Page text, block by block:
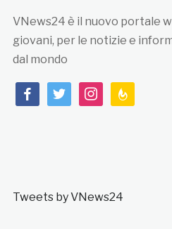
VNews24 è il nuovo portale
giovani, per le notizie e
dal mondo
facebooktwitterinstagramfeedburner
Tweets by VNews24